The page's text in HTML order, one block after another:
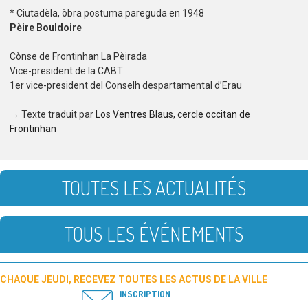
* Ciutadèla, òbra postuma pareguda en 1948
Pèire Bouldoire
Cònse de Frontinhan La Pèirada
Vice-president de la CABT
1er vice-president del Conselh despartamental d’Erau
→ Texte traduit par Los Ventres Blaus, cercle occitan de
Frontinhan
TOUTES LES ACTUALITÉS
TOUS LES ÉVÉNEMENTS
CHAQUE JEUDI, RECEVEZ TOUTES LES ACTUS DE LA VILLE
INSCRIPTION